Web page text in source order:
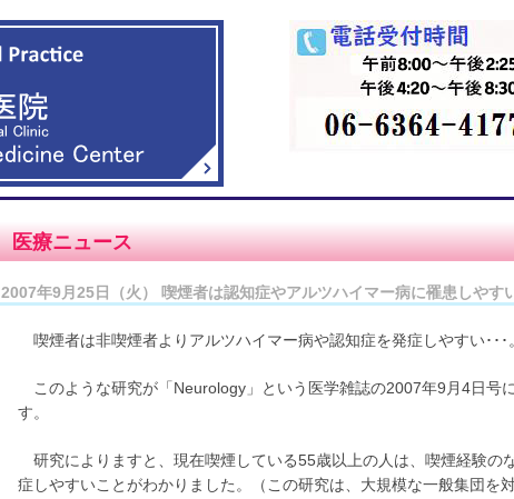
医療ニュース
2007年9月25日（火） 喫煙者は認知症やアルツハイマー病に罹患しやす
喫煙者は非喫煙者よりアルツハイマー病や認知症を発症しやすい･･･。
このような研究が「Neurology」という医学雑誌の2007年9月4日号
す。
研究によりますと、現在喫煙している55歳以上の人は、喫煙経験の
症しやすいことがわかりました。（この研究は、大規模な一般集団を